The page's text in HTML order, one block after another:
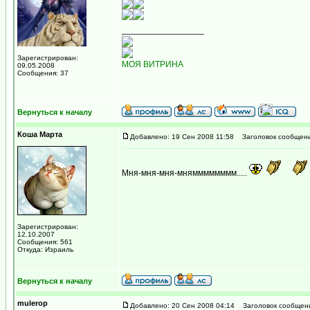
Зарегистрирован:
09.05.2008
Сообщения: 37
МОЯ ВИТРИНА
Вернуться к началу
Коша Марта
Зарегистрирован:
12.10.2007
Сообщения: 561
Откуда: Израиль
Добавлено: 19 Сен 2008 11:58 Заголовок
Мня-мня-мня-мнямммммммм.....
Вернуться к началу
mulerop Добавлено: 20 Сен 2008 04:14 Заголовок